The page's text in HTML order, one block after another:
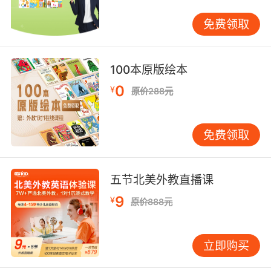
听觉环境同样重要。许多家长会给孩子播放英文
儿歌或观看英文动画，这当然是好方法，但关键
在于如何让这些音频资源“活”起来。 单纯的背景
音乐式播放，效果往往有限。更好的做法是“互动
式聆听”。例如在播放《If You’re Happy and
You Know It》时，家长可以跟着音乐做动作——
拍手、跺脚，并鼓励孩子一起做。当唱到“clap
your hands”时就拍手。这样，孩子就能将声音与
具体动作联系起来，理解歌词意思。 我认识一位
妈妈，她每天早晨会安排15分钟的“英文儿歌时
间”。她会提前选好几首儿歌，自己先学会简单动
作，然后和孩子一起边唱边跳。她说：“我不在意
自己唱得是否标准，重要的是孩子看到我很享受
这个过程，他也会觉得英语是快乐的。” 对于年龄
稍大的孩子，可以尝试“有声读物+纸质书”的组
合。先让孩子听一段原版音频，再一起看对应的
绘本。这种“先听后看”的方式，能帮助孩子建立
免费领取
100本原版绘本
¥0 原价288元
免费领取
五节北美外教直播课
¥9 原价888元
立即购买